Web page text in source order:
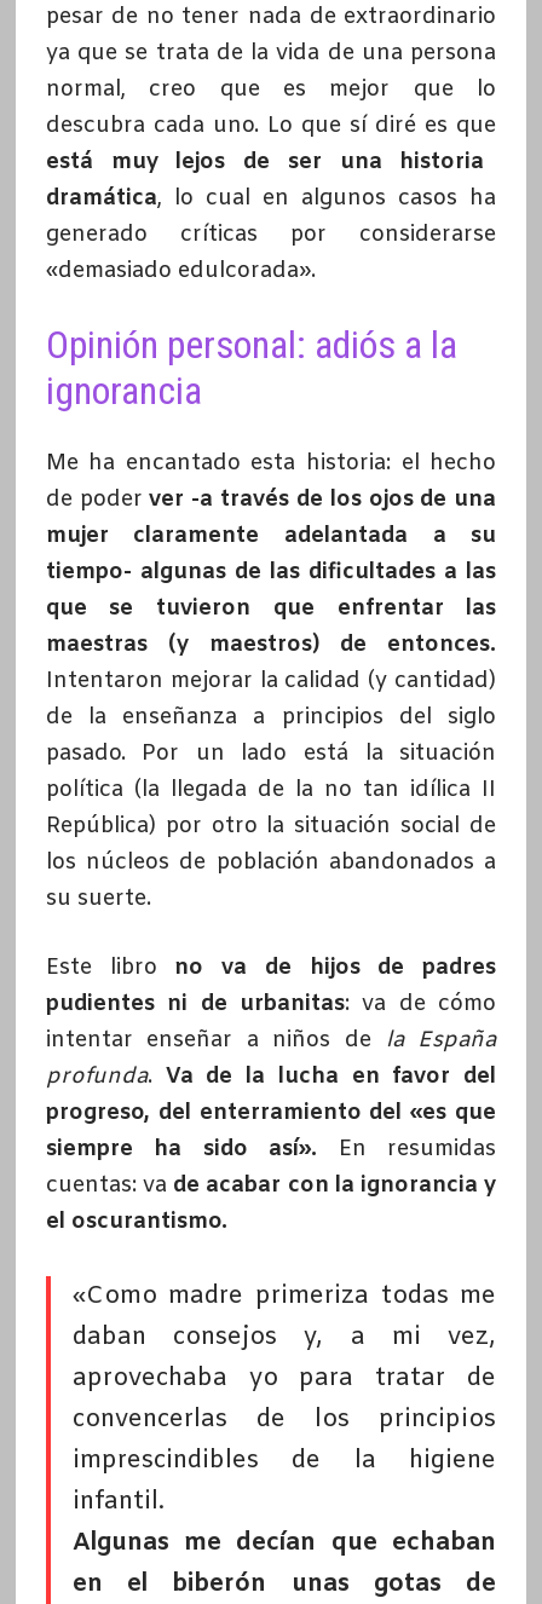
pesar de no tener nada de extraordinario
ya que se trata de la vida de una persona
normal, creo que es mejor que lo
descubra cada uno. Lo que sí diré es que
está muy lejos de ser una historia
dramática, lo cual en algunos casos ha
generado críticas por considerarse
«demasiado edulcorada».
Opinión personal: adiós a la
ignorancia
Me ha encantado esta historia: el hecho
de poder ver -a través de los ojos de una
mujer claramente adelantada a su
tiempo- algunas de las dificultades a las
que se tuvieron que enfrentar las
maestras (y maestros) de entonces.
Intentaron mejorar la calidad (y cantidad)
de la enseñanza a principios del siglo
pasado. Por un lado está la situación
política (la llegada de la no tan idílica II
República) por otro la situación social de
los núcleos de población abandonados a
su suerte.
Este libro no va de hijos de padres
pudientes ni de urbanitas: va de cómo
intentar enseñar a niños de la España
profunda. Va de la lucha en favor del
progreso, del enterramiento del «es que
siempre ha sido así». En resumidas
cuentas: va de acabar con la ignorancia y
el oscurantismo.
«Como madre primeriza todas me
daban consejos y, a mi vez,
aprovechaba yo para tratar de
convencerlas de los principios
imprescindibles de la higiene
infantil.
Algunas me decían que echaban
en el biberón unas gotas de